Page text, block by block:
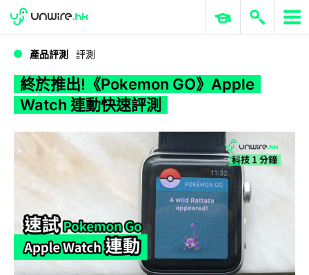
WWDC 2026 ERP 與商業 AI
產品評測 評測
終於推出!《Pokemon GO》Apple
Watch 連動快速評測